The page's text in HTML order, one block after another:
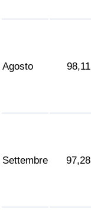
Agosto 98,11
Settembre 97,28